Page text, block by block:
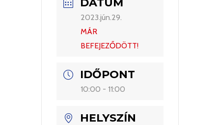
DÁTUM
2023.jún.29.
MÁR
BEFEJEZŐDÖTT!
IDŐPONT
10:00 - 11:00
HELYSZÍN